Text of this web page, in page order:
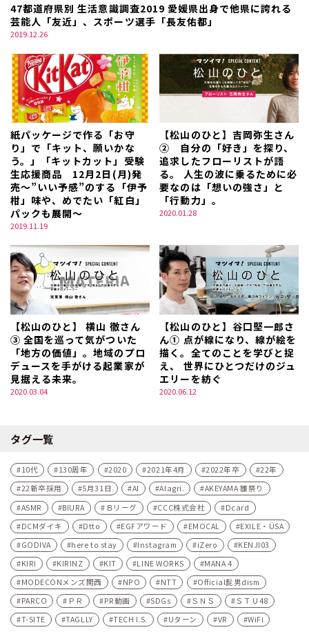
47都道府県別 生活意識調査2019 愛媛県出身で他県に誇れる
芸能人「友近」、スポーツ選手「長友佑都」
2019.12.26
紙パッケージで作る「お守
り」で「キット、願いかな
う。」「キットカット」受験
生応援商品 12月2日(月)発
売～”いい予感”のする「伊予
柑」味や、めでたい「紅白」
パックも展開～
2019.11.19
【松山のひと】吉岡弥生さん
② 自分の「好き」を探り、
追求したフローリストが語
る。 人生の波に乗るために必
要なのは「想いの強さ」と
「行動力」。
2020.01.28
【松山のひと】 横山 徹さん
③ 全国を巡って気がついた
「地方の価値」。地域のプロ
デュースを手がける起業家が
見据える未来。
2020.03.04
【松山のひと】谷口堅一郎さ
ん① 点が線になり、線が絵を
描く。全てのことを学びと捉
え、 世界にひとつだけのジュ
エリーを紡ぐ
2020.06.12
タグ一覧
10代 130周年 2020 2021年4月 2022年卒
22年
22新卒採用
5月31日 AI AIagri.
AKEYAMA 雛祭り
ASMR
BIURA Ｂリーグ CCC株式会社
Dcard
DCMダイキ
Dtto EGFアワード EMOCAL
EXILE・ÜSA
GODIVA
here to stay Instagram iZero
KENJI03
KIRI
KIRINZ KIT LINE WORKS
MANA 4
MODECONメンズ関西
NPO NTT
Official髭男dism
PARCO
ＰＲ PR動画 SDGs ＳＮＳ
ＳＴＵ48
T-SITE
TAGLLY TECH I.S. Uターン VR
WiFi